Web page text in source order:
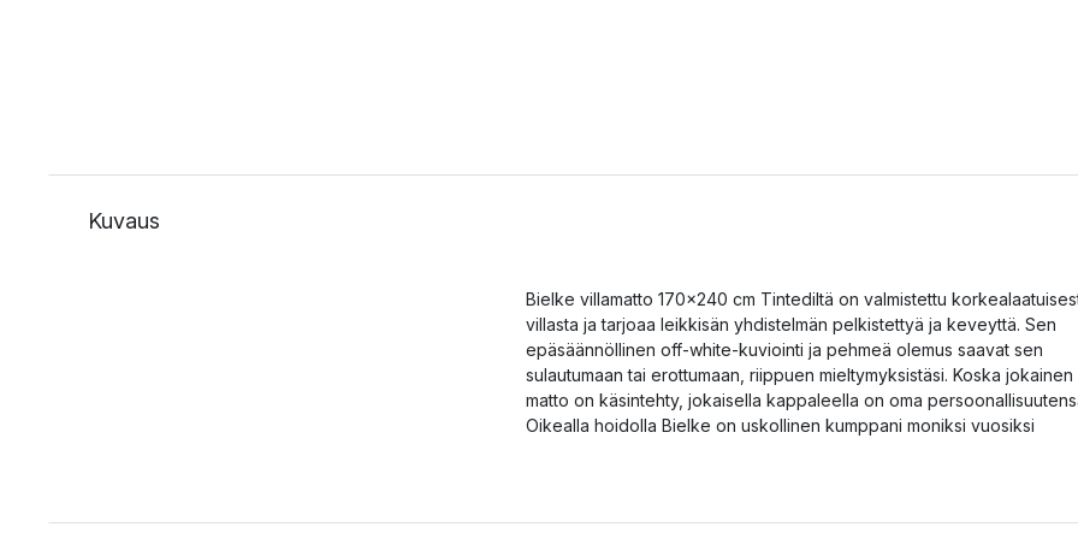
Kuvaus
Bielke villamatto 170x240 cm Tintediltä on valmistettu
villasta ja tarjoaa leikkisän yhdistelmän pelkistettyä ja keveyttä. Sen
epäsäännöllinen off-white-kuviointi ja pehmeä olemus saavat sen
sulautumaan tai erottumaan, riippuen mieltymyksistäsi. Koska jokainen
matto on käsintehty, jokaisella kappaleella on oma
Oikealla hoidolla Bielke on uskollinen kumppani moniksi vuosiksi